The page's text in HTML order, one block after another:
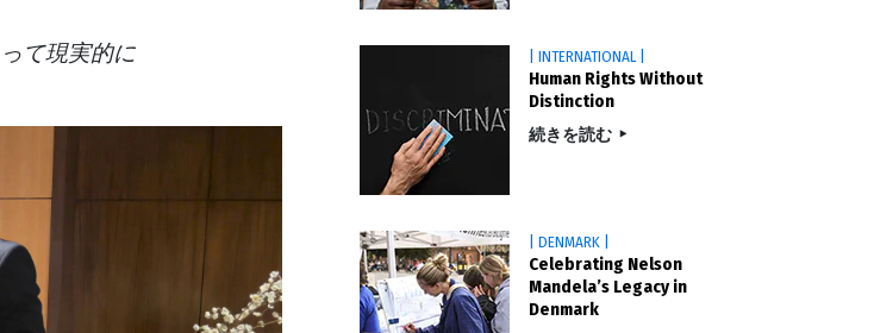
て現実的に
| INTERNATIONAL |
Human Rights Without
Distinction
続きを読む
| DENMARK |
Celebrating Nelson
Mandela’s Legacy in
Denmark